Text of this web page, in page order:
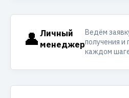
👤 Личный
менеджер
Ведём
получения
каждом